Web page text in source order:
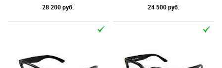
28 200 руб. 24 500 руб.